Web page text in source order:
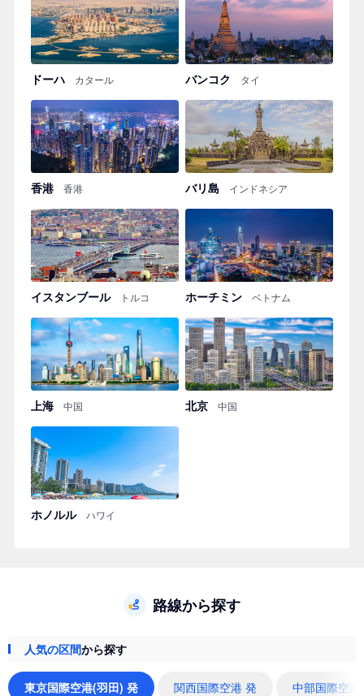
ドーハ カタール バンコク タイ
香港 香港 バリ島 インドネシア
イスタンブール トルコ ホーチミン ベトナム
上海 中国 北京 中国
ホノルル ハワイ
路線から探す
人気の区間から探す
東京国際空港(羽田) 発 関西国際空港 発 中部国際空